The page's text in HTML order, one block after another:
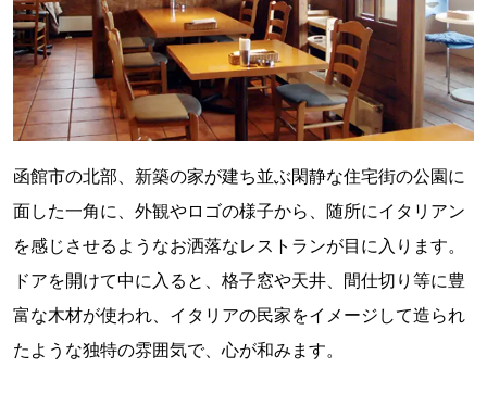
函館市の北部、新築の家が建ち並ぶ閑静な住宅街の公園に
面した一角に、外観やロゴの様子から、随所にイタリアン
を感じさせるようなお洒落なレストランが目に入ります。
ドアを開けて中に入ると、格子窓や天井、間仕切り等に豊
富な木材が使われ、イタリアの民家をイメージして造られ
たような独特の雰囲気で、心が和みます。